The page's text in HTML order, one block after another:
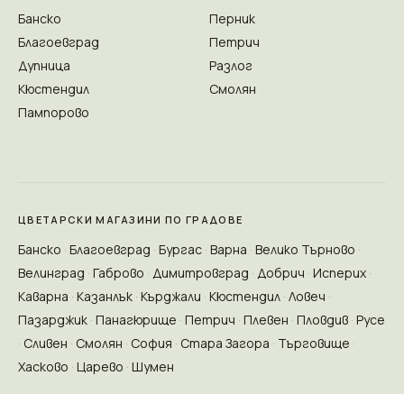
Банско
Благоевград
Дупница
Кюстендил
Пампорово
Перник
Петрич
Разлог
Смолян
ЦВЕТАРСКИ МАГАЗИНИ ПО ГРАДОВЕ
Банско Благоевград Бургас Варна Велико Търново
Велинград Габрово Димитровград Добрич Исперих
Каварна Казанлък Кърджали Кюстендил Ловеч
Пазарджик Панагюрище Петрич Плевен Пловдив Русе
Сливен Смолян София Стара Загора Търговище
Хасково Царево Шумен